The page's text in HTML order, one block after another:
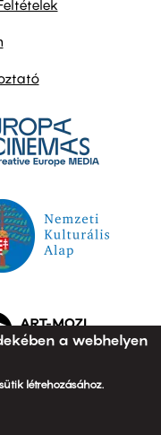
a webhelyen
létrehozásához.